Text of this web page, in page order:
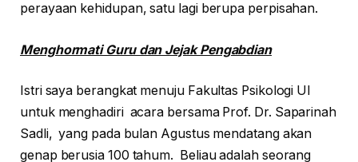
perayaan kehidupan, satu lagi berupa perpisahan.
Menghormati Guru dan Jejak Pengabdian
Istri saya berangkat menuju Fakultas Psikologi UI
untuk menghadiri acara bersama Prof. Dr. Saparinah
Sadli, yang pada bulan Agustus mendatang akan
genap berusia 100 tahum. Beliau adalah seorang